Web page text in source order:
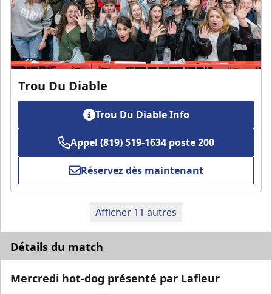
Trou Du Diable
Trou Du Diable Info
Appel (819) 519-1634 poste 200
Réservez dès maintenant
Afficher 11 autres
Détails du match
Mercredi hot-dog présenté par Lafleur